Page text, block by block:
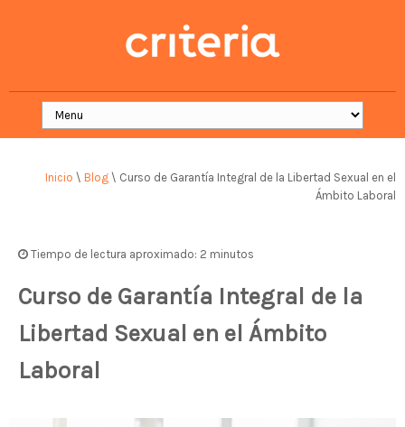
Inicio \ Blog \ Curso de Garantía Integral de la Libertad Sexual en el
Ámbito Laboral
Tiempo de lectura aproximado: 2 minutos
Curso de Garantía Integral de la
Libertad Sexual en el Ámbito
Laboral